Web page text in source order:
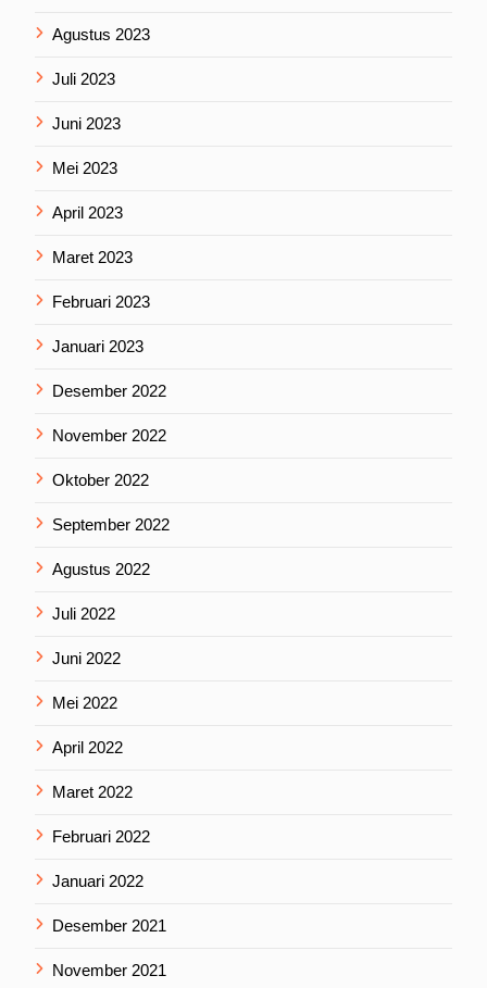
Agustus 2023
Juli 2023
Juni 2023
Mei 2023
April 2023
Maret 2023
Februari 2023
Januari 2023
Desember 2022
November 2022
Oktober 2022
September 2022
Agustus 2022
Juli 2022
Juni 2022
Mei 2022
April 2022
Maret 2022
Februari 2022
Januari 2022
Desember 2021
November 2021